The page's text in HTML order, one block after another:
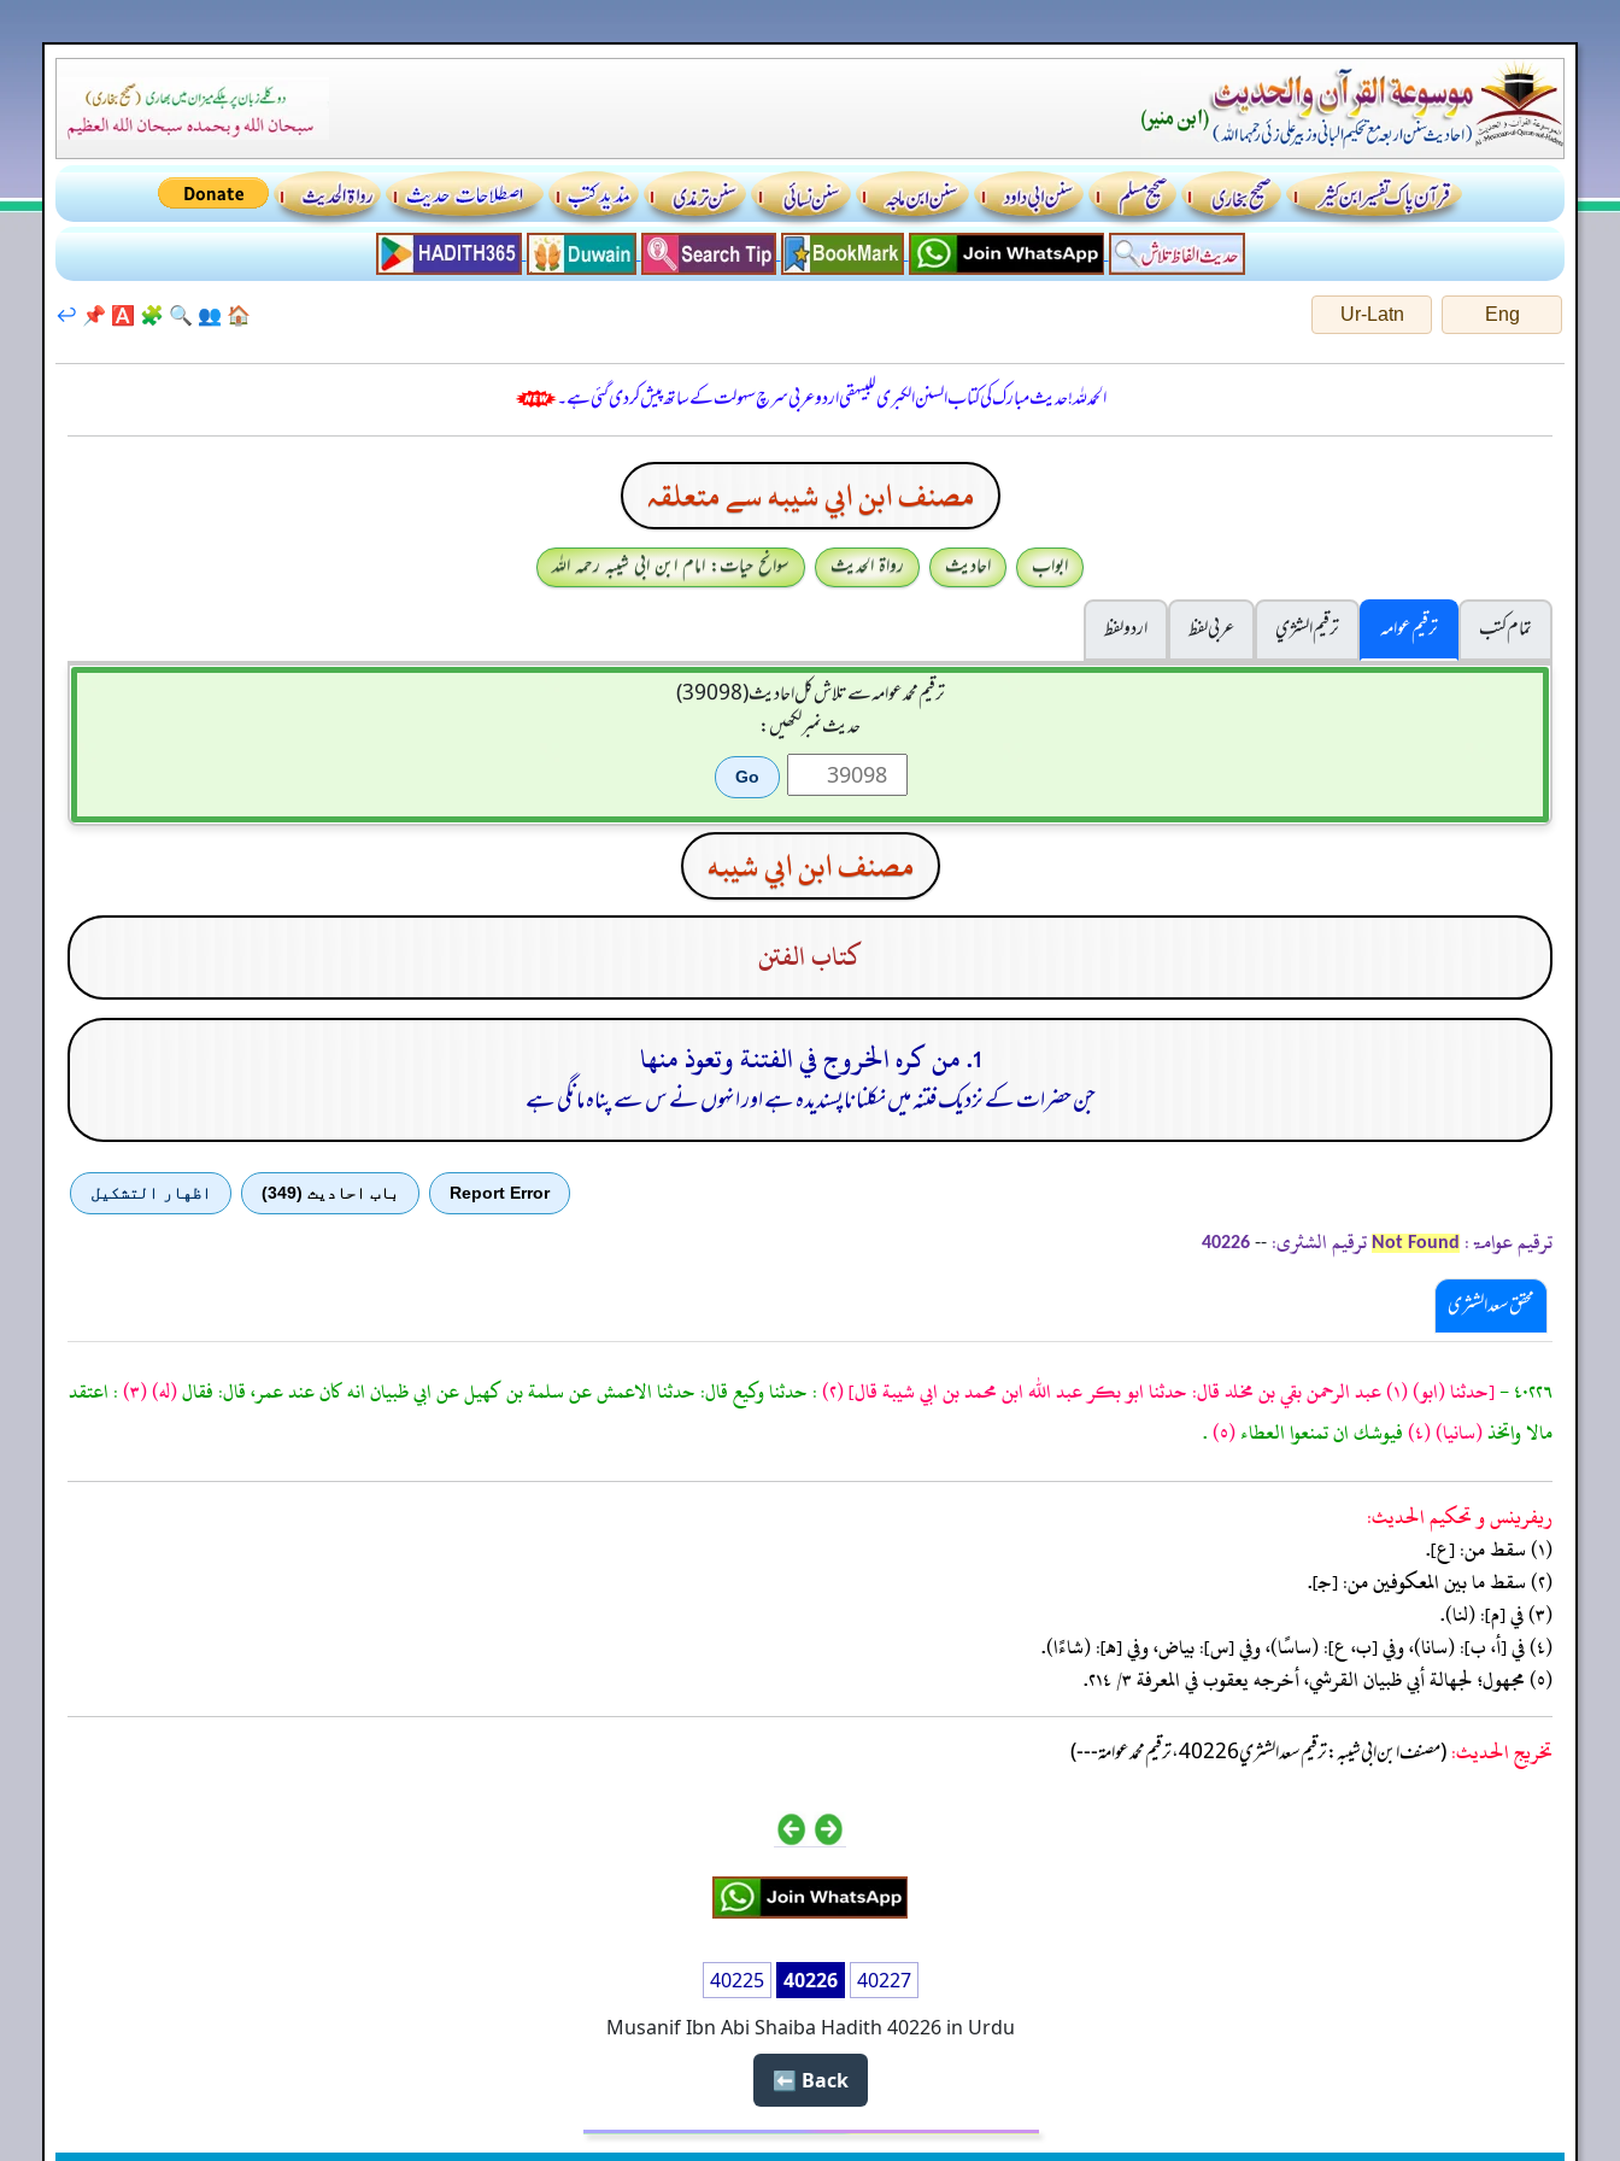
Eng
Ur-Latn
🏠
👥
🔍
🧩
🅰️
📌
↩️
الحمدللہ! حدیث مبارک کی کتاب السنن الكبرى للبيهقي اردو عربی سرچ سہولت کے ساتھ پیش کر دی گئی ہے۔
مصنف ابن ابي شيبه سے متعلقہ
ابواب احادیث رواۃ الحدیث
سوانح حیات: امام ابن ابی شیبہ رحمہ اللہ
تمام کتب
ترقیم عوامہ ترقيم الشژي عربی لفظ
اردو لفظ
ترقیم محمدعوامہ سے تلاش کل احادیث (39098)
حدیث نمبر لکھیں:
مصنف ابن ابي شيبه
كتاب الفتن
1. من كره الخروج في الفتنة وتعوذ منها
جن حضرات کے نزدیک فتنہ میں نکلنا ناپسندیدہ ہے اور انہوں نے س سے پناہ مانگی ہے
Report Error باب احادیث (349) اظهار التشكيل
ترقیم عوامۃ: Not Found ترقیم الشثری: --
40226
محقق سعد الشثری
٤٠٢٢٦ - [حدثنا(ابو)(١) عبد الرحمن بقي بن مخلد قال: حدثنا ابو بكر عبد الله ابن محمد بن ابي شيبة قال](٢) : حدثنا وكيع قال: حدثنا الاعمش عن سلمة بن كهيل عن ابي ظبيان انه كان عند عمر، قال: فقال(له)(٣)
: اعتقد
مالا واتخذ(سانيا)(٤) فيوشك ان تمنعوا العطاء(٥) .
ريفرينس و تحكيم الحدیث:
(١) سقط من: [ع].
(٢) سقط ما بين المعكوفين من: [جـ].
(٣) في [م]: (لنا).
(٤) في [أ، ب]: (سانا)، وفي [ب، ع]: (ساسًا)، وفي [س]: بياض، وفي [هـ]: (شاءًا).
(٥) مجهول؛ لجهالة أبي ظبيان القرشي، أخرجه يعقوب في المعرفة ٣/ ٢١٤.
تخریج الحدیث:(مصنف ابن ابي شيبه: ترقيم سعد الشثري 40226، ترقيم محمد عوامة ---)
40225 40226
40227
Musanif Ibn Abi Shaiba Hadith 40226 in Urdu
Back ⬅️